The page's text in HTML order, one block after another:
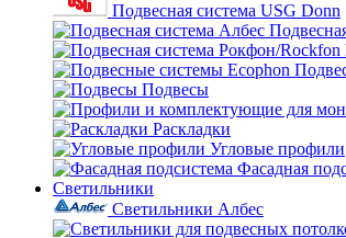
Подвесная система USG Donn
Подвесы
Раскладки
Угловые профили
Фасадная
Светильники
Светильники Албес